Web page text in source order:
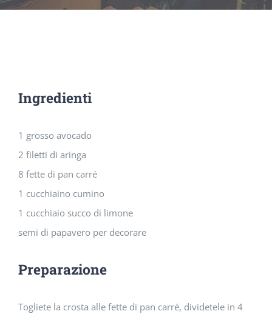
Ingredienti
1 grosso avocado
2 filetti di aringa
8 fette di pan carré
1 cucchiaino cumino
1 cucchiaio succo di limone
semi di papavero per decorare
Preparazione
Togliete la crosta alle fette di pan carré, dividetele in 4